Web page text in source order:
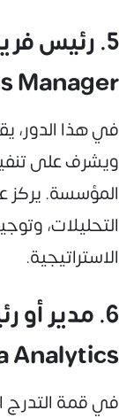
Manager)
في هذا الدور،
ويشرف على
المؤسسة. يركز
التحليلات،
الاستراتيجية.
Analytics)
في قمة التدرج